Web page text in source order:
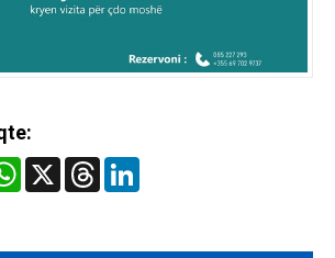
WhatsApp
X Threads